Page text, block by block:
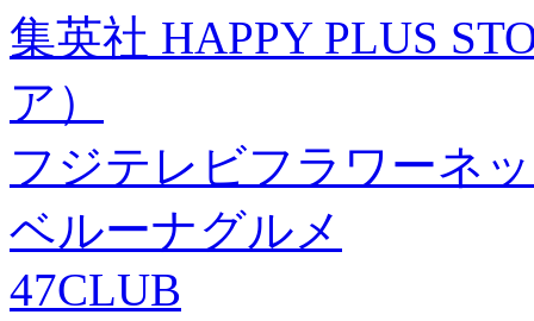
集英社 HAPPY PLUS
ア）
フジテレビフラワーネ
ベルーナグルメ
47CLUB